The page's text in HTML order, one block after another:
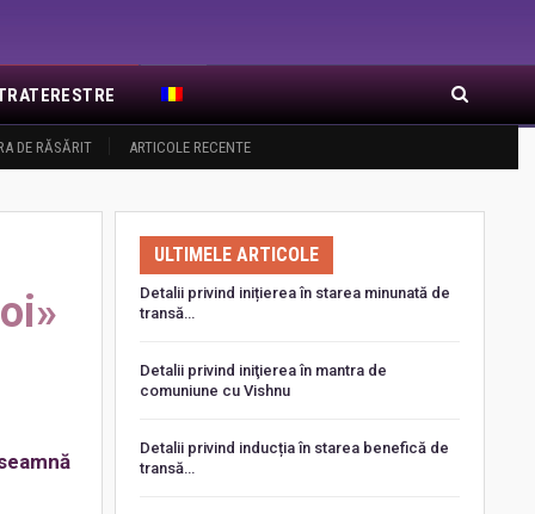
DE RĂSĂRIT ARTICOLE RECENTE
ULTIMELE ARTICOLE
Detalii privind inițierea în starea minunată de
transă…
Detalii privind iniţierea în mantra de
comuniune cu Vishnu
Detalii privind inducția în starea benefică de
transă…